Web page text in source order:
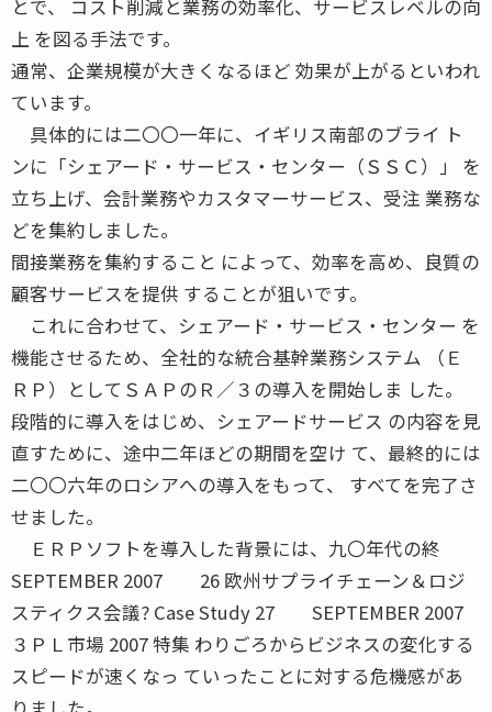
とで、 コスト削減と業務の効率化、サービスレベルの向
上 を図る手法です。
通常、企業規模が大きくなるほど 効果が上がるといわれ
ています。
具体的には二〇〇一年に、イギリス南部のブライ ト
ンに「シェアード・サービス・センター（ＳＳＣ）」 を
立ち上げ、会計業務やカスタマーサービス、受注 業務な
どを集約しました。
間接業務を集約すること によって、効率を高め、良質の
顧客サービスを提供 することが狙いです。
これに合わせて、シェアード・サービス・センター を
機能させるため、全社的な統合基幹業務システム （Ｅ
ＲＰ）としてＳＡＰのＲ／３の導入を開始しま した。
段階的に導入をはじめ、シェアードサービス の内容を見
直すために、途中二年ほどの期間を空け て、最終的には
二〇〇六年のロシアへの導入をもって、 すべてを完了さ
せました。
ＥＲＰソフトを導入した背景には、九〇年代の終
SEPTEMBER 2007 26 欧州サプライチェーン＆ロジ
スティクス会議? Case Study 27 SEPTEMBER 2007
３ＰＬ市場 2007 特集 わりごろからビジネスの変化する
スピードが速くなっ ていったことに対する危機感があ